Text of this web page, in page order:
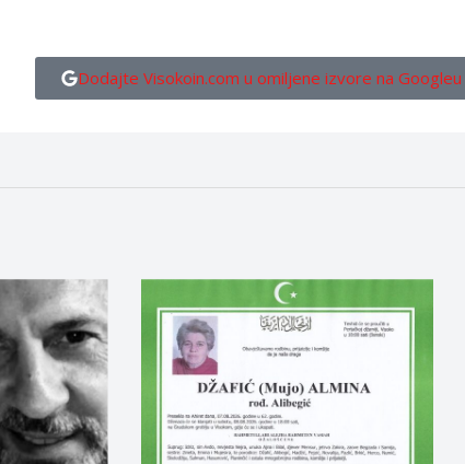
Dodajte Visokoin.com u omiljene izvore na Googleu